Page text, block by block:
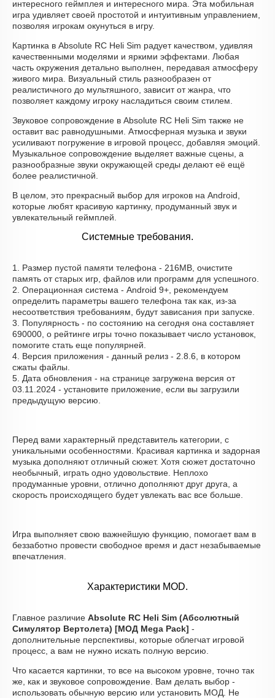
интересного геймплея и интересного мира. Эта мобильная
игра удивляет своей простотой и интуитивным управлением,
позволяя игрокам окунуться в игру.
Картинка в Absolute RC Heli Sim радует качеством, удивляя
качественными моделями и яркими эффектами. Любая
часть окружения детально выполнен, передавая атмосферу
живого мира. Визуальный стиль разнообразен от
реалистичного до мультяшного, зависит от жанра, что
позволяет каждому игроку насладиться своим стилем.
Звуковое сопровождение в Absolute RC Heli Sim также не
оставит вас равнодушными. Атмосферная музыка и звуки
усиливают погружение в игровой процесс, добавляя эмоций.
Музыкальное сопровождение выделяет важные сцены, а
разнообразные звуки окружающей среды делают её ещё
более реалистичной.
В целом, это прекрасный выбор для игроков на Android,
которые любят красивую картинку, продуманный звук и
увлекательный геймплей.
Системные требования.
1. Размер пустой памяти телефона - 216MB, очистите
память от старых игр, файлов или программ для успешного.
2. Операционная система - Android 9+, рекомендуем
определить параметры вашего телефона так как, из-за
несоответствия требованиям, будут зависания при запуске.
3. Популярность - по состоянию на сегодня она составляет
690000, о рейтинге игры точно показывает число установок,
помогите стать еще популярней.
4. Версия приложения - данный релиз - 2.8.6, в котором
сжаты файлы.
5. Дата обновления - на странице загружена версия от
03.11.2024 - установите приложение, если вы загрузили
предыдущую версию.
Перед вами характерный представитель категории, с
уникальными особенностями. Красивая картинка и задорная
музыка дополняют отличный сюжет. Хотя сюжет достаточно
необычный, играть одно удовольствие. Неплохо
продуманные уровни, отлично дополняют друг друга, а
скорость происходящего будет увлекать вас все больше.
Игра выполняет свою важнейшую функцию, помогает вам в
беззаботно провести свободное время и даст незабываемые
впечатления.
Характеристики MOD.
Главное различие Absolute RC Heli Sim (Абсолютный
Симулятор Вертолета) [МОД Mega Pack] -
дополнительные перспективы, которые облегчат игровой
процесс, а вам не нужно искать полную версию.
Что касается картинки, то все на высоком уровне, точно так
же, как и звуковое сопровождение. Вам делать выбор -
использовать обычную версию или установить МОД. Не